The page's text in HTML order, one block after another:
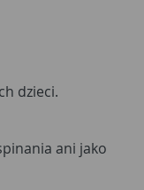
dzieci.
ani jako